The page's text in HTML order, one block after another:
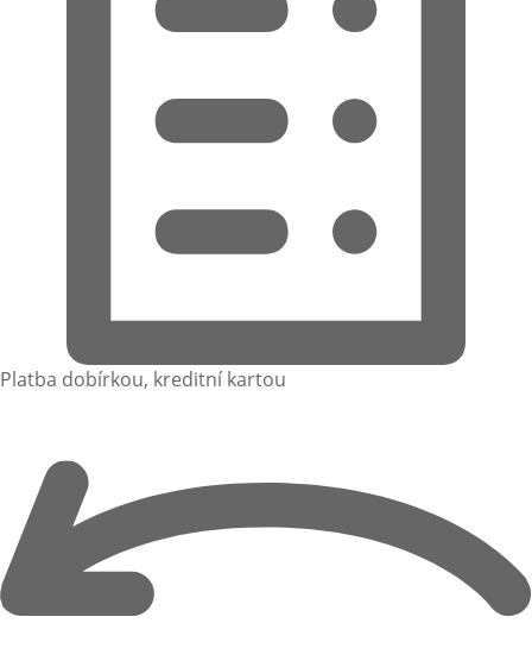
Platba dobírkou, kreditní kartou